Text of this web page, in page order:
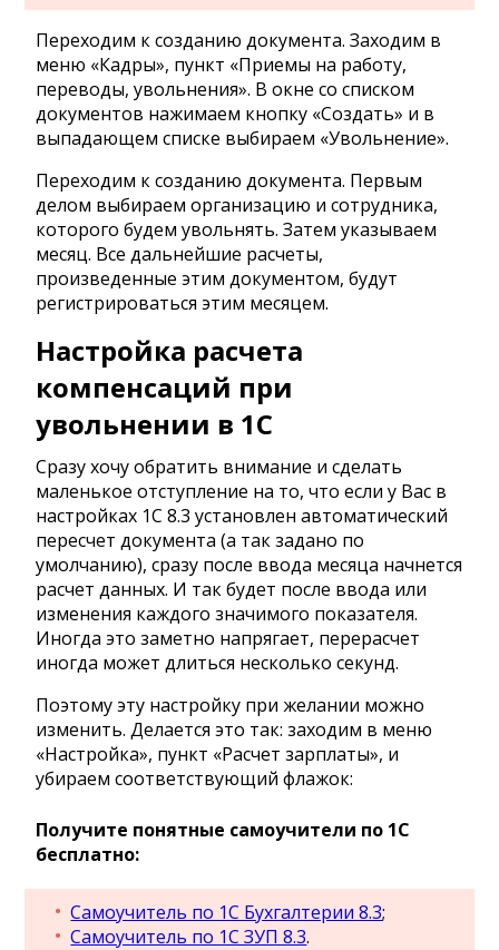
Переходим к созданию документа. Заходим в
меню «Кадры», пункт «Приемы на работу,
переводы, увольнения». В окне со списком
документов нажимаем кнопку «Создать» и в
выпадающем списке выбираем «Увольнение».
Переходим к созданию документа. Первым
делом выбираем организацию и сотрудника,
которого будем увольнять. Затем указываем
месяц. Все дальнейшие расчеты,
произведенные этим документом, будут
регистрироваться этим месяцем.
Настройка расчета
компенсаций при
увольнении в 1С
Сразу хочу обратить внимание и сделать
маленькое отступление на то, что если у Вас в
настройках 1С 8.3 установлен автоматический
пересчет документа (а так задано по
умолчанию), сразу после ввода месяца начнется
расчет данных. И так будет после ввода или
изменения каждого значимого показателя.
Иногда это заметно напрягает, перерасчет
иногда может длиться несколько секунд.
Поэтому эту настройку при желании можно
изменить. Делается это так: заходим в меню
«Настройка», пункт «Расчет зарплаты», и
убираем соответствующий флажок:
Получите понятные самоучители по 1С
бесплатно:
Самоучитель по 1С Бухгалтерии 8.3;
Самоучитель по 1С ЗУП 8.3.